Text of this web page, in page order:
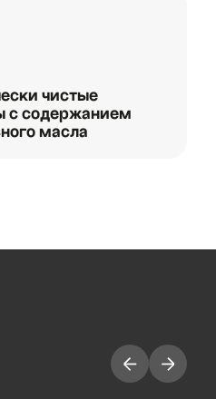
чистые
с содержанием
масла